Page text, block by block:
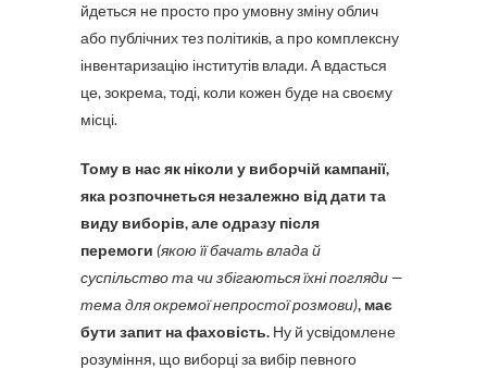
йдеться не просто про умовну зміну облич
або публічних тез політиків, а про комплексну
інвентаризацію інститутів влади. А вдасться
це, зокрема, тоді, коли кожен буде на своєму
місці.
Тому в нас як ніколи у виборчій кампанії,
яка розпочнеться незалежно від дати та
виду виборів, але одразу після
перемоги (якою її бачать влада й
суспільство та чи збігаються їхні погляди —
тема для окремої непростої розмови), має
бути запит на фаховість. Ну й усвідомлене
розуміння, що виборці за вибір певного